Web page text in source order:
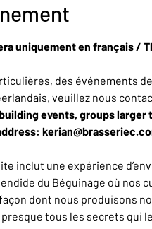
uniquement en français /
des événements
veuillez nous
events, groups larger
inclut une expérience
du Béguinage où
dont nous produisons
tous les secrets qui